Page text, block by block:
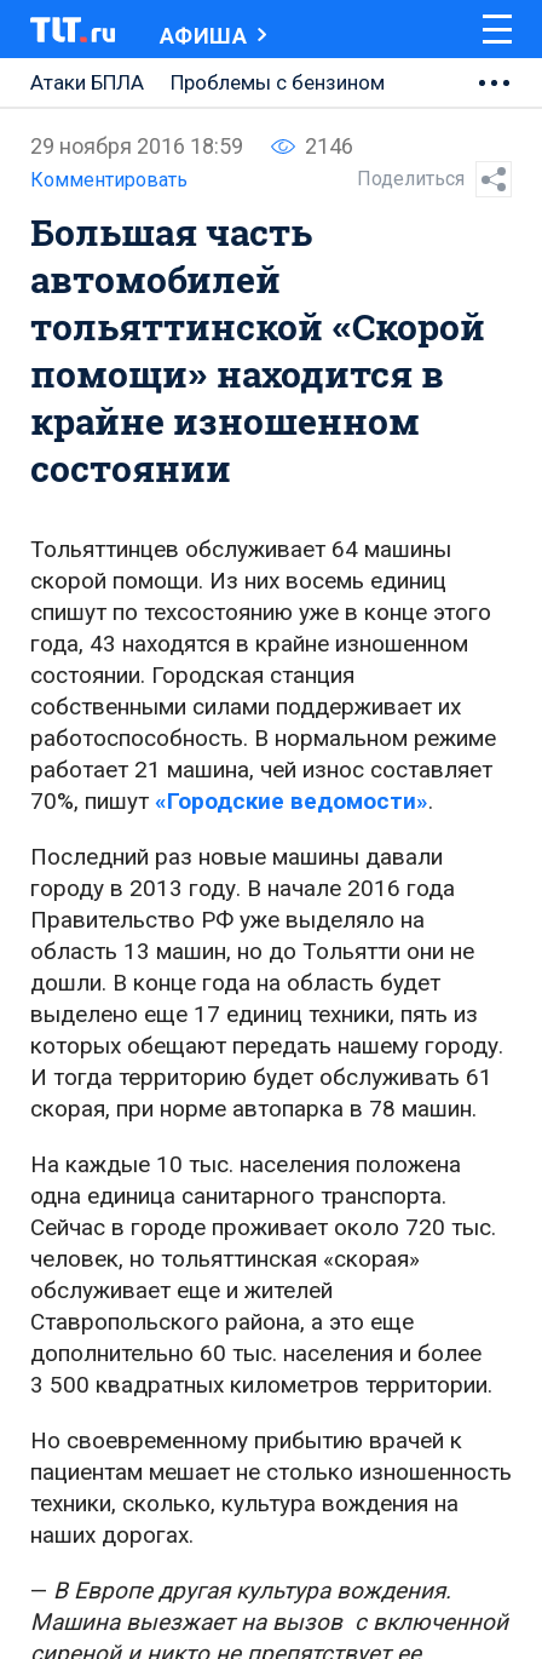
АФИША
Атаки БПЛА
Проблемы с бензином
АВТОВАЗ
Ремонт Центральной площади
Ремонт Обводного шоссе
Набережная Тольятти
Неделя Тольятти
29 ноября 2016 18:59 2146
Комментировать Поделиться
Большая часть
автомобилей
тольяттинской «Скорой
помощи» находится в
крайне изношенном
состоянии
Тольяттинцев обслуживает 64 машины
скорой помощи. Из них восемь единиц
спишут по техсостоянию уже в конце этого
года, 43 находятся в крайне изношенном
состоянии. Городская станция
собственными силами поддерживает их
работоспособность. В нормальном режиме
работает 21 машина, чей износ составляет
70%, пишут «Городские ведомости».
Последний раз новые машины давали
городу в 2013 году. В начале 2016 года
Правительство РФ уже выделяло на
область 13 машин, но до Тольятти они не
дошли. В конце года на область будет
выделено еще 17 единиц техники, пять из
которых обещают передать нашему городу.
И тогда территорию будет обслуживать 61
скорая, при норме автопарка в 78 машин.
На каждые 10 тыс. населения положена
одна единица санитарного транспорта.
Сейчас в городе проживает около 720 тыс.
человек, но тольяттинская «скорая»
обслуживает еще и жителей
Ставропольского района, а это еще
дополнительно 60 тыс. населения и более
3 500 квадратных километров территории.
Но своевременному прибытию врачей к
пациентам мешает не столько изношенность
техники, сколько, культура вождения на
наших дорогах.
— В Европе другая культура вождения.
Машина выезжает на вызов с включенной